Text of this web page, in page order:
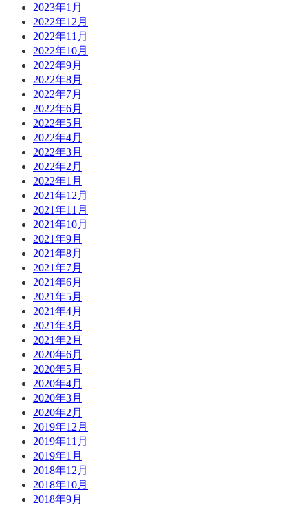
2023年1月
2022年12月
2022年11月
2022年10月
2022年9月
2022年8月
2022年7月
2022年6月
2022年5月
2022年4月
2022年3月
2022年2月
2022年1月
2021年12月
2021年11月
2021年10月
2021年9月
2021年8月
2021年7月
2021年6月
2021年5月
2021年4月
2021年3月
2021年2月
2020年6月
2020年5月
2020年4月
2020年3月
2020年2月
2019年12月
2019年11月
2019年1月
2018年12月
2018年10月
2018年9月